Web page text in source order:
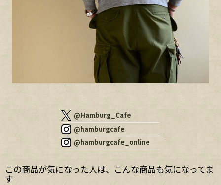
@Hamburg_Cafe
@hamburgcafe
@hamburgcafe_online
この商品が気になった人は、こんな商品も気になってま
す